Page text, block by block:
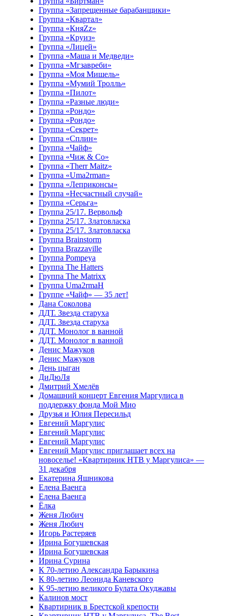
Группа «Запрещенные барабанщики»
Группа «Квартал»
Группа «КняZz»
Группа «Круиз»
Группа «Лицей»
Группа «Маша и Медведи»
Группа «Мгзавреби»
Группа «Моя Мишель»
Группа «Мумий Тролль»
Группа «Пилот»
Группа «Разные люди»
Группа «Рондо»
Группа «Рондо»
Группа «Секрет»
Группа «Сплин»
Группа «Чайф»
Группа «Чиж & Co»
Группа «Therr Maitz»
Группа «Uma2rman»
Группа «Леприконсы»
Группа «Несчастный случай»
Группа «Серьга»
Группа 25/17. Вервольф
Группа 25/17. Златовласка
Группа 25/17. Златовласка
Группа Brainstorm
Группа Brazzaville
Группа Pompeya
Группа The Hatters
Группа The Matrixx
Группа Uma2rmaH
Группе «Чайф» — 35 лет!
Дана Соколова
ДДТ. Звезда старуха
ДДТ. Звезда старуха
ДДТ. Монолог в ванной
ДДТ. Монолог в ванной
Денис Мажуков
Денис Мажуков
День цыган
ДиДюЛя
Дмитрий Хмелёв
Домашний концерт Евгения Маргулиса в
поддержку фонда Мой Мио
Друзья и Юлия Пересильд
Евгений Маргулис
Евгений Маргулис
Евгений Маргулис
Евгений Маргулис приглашает всех на
новоселье! «Квартирник НТВ у Маргулиса» —
31 декабря
Екатерина Яшникова
Елена Ваенга
Елена Ваенга
Ёлка
Женя Любич
Женя Любич
Игорь Растеряев
Ирина Богушевская
Ирина Богушевская
Ирина Сурина
К 70-летию Александра Барыкина
К 80-летию Леонида Каневского
К 95-летию великого Булата Окуджавы
Калинов мост
Квартирник в Брестской крепости